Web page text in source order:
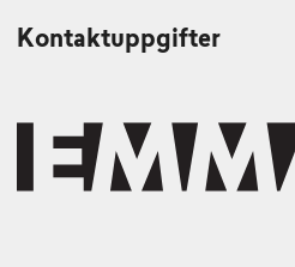
Kontaktuppgifter